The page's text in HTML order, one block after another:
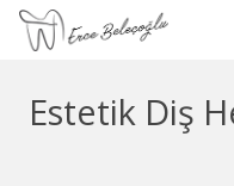
Estetik Diş